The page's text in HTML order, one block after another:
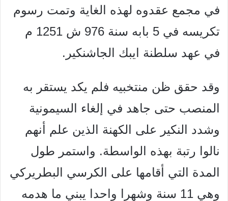
في مجمع عقدوه لهذه الغاية وتمت رسوم
تكريسه في 5 بابه سنة 976 ش 1251 م
في عهد سلطنة
ايبك الجاشنكير.
وقد حقق ظن منتخبيه فلم يكد يستقر به
المنصب حتى جاهد في إلغاء السيمونية
وشدد
النكير على الكهنة الذين علم أنهم
نالوا رتبة بهذه الواسطة. واستمر طول
المدة التي أقامها على
الكرسي البطريركي
وهي 11 سنة وشهرا واحدا يبني ما هدمه